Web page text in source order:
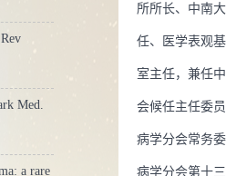
湖南省“芙蓉学者计
青年专家 中南大学首届湘雅名
省自然科学一等奖 湖南省医学
校科学研究优秀成果奖 国际皮
Med.
a rare
所所长、中南
任、医学表观
室主任，兼任
会候任主任委
病学分会常务
病学分会第十